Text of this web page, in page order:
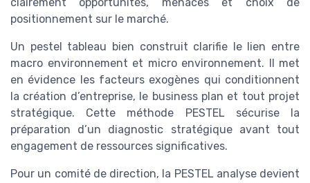
positionnement sur le marché.
Un pestel tableau bien construit clarifie le lien entre
macro environnement et micro environnement. Il met
en évidence les facteurs exogènes qui conditionnent
la création d’entreprise, le business plan et tout projet
stratégique. Cette méthode PESTEL sécurise la
préparation d’un diagnostic stratégique avant tout
engagement de ressources significatives.
Pour un comité de direction, la PESTEL analyse devient